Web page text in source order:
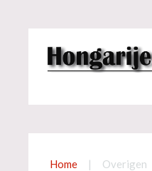
Home Overigen